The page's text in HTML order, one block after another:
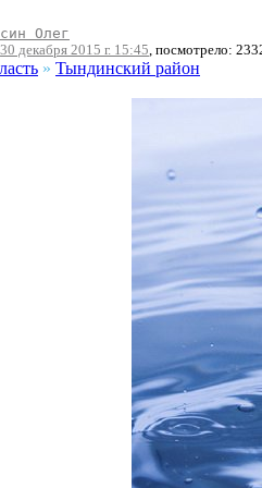
Олег
30 декабря 2015 г. 15:45, посмотрело:
» Тындинский район